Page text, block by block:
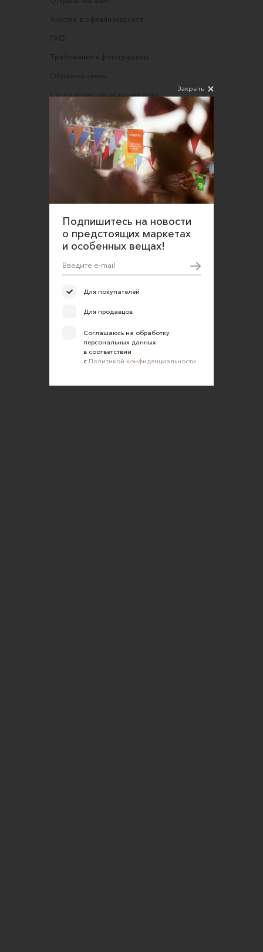
Участие в офлайн-маркете
FAQ
Требования к фотографиям
Обратная связь
Соглашение об оказании услуг
Правила сайта
Оферта для продавцов
Оферта для покупателей
Политика конфиденциальности
Согласие на обработку персональных данных
Закрыть
Подпишитесь на новости
о предстоящих маркетах
и особенных вещах!
Для покупателей
Для продавцов
Соглашаюсь на обработку
персональных данных
в соответствии
с Политикой конфиденциальности